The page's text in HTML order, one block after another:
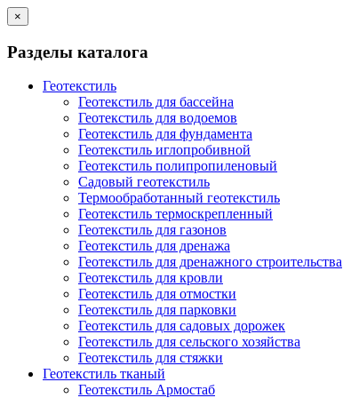
×
Разделы каталога
Геотекстиль
Геотекстиль для бассейна
Геотекстиль для водоемов
Геотекстиль для фундамента
Геотекстиль иглопробивной
Геотекстиль полипропиленовый
Садовый геотекстиль
Термообработанный геотекстиль
Геотекстиль термоскрепленный
Геотекстиль для газонов
Геотекстиль для дренажа
Геотекстиль для дренажного строительства
Геотекстиль для кровли
Геотекстиль для отмостки
Геотекстиль для парковки
Геотекстиль для садовых дорожек
Геотекстиль для сельского хозяйства
Геотекстиль для стяжки
Геотекстиль тканый
Геотекстиль Армостаб